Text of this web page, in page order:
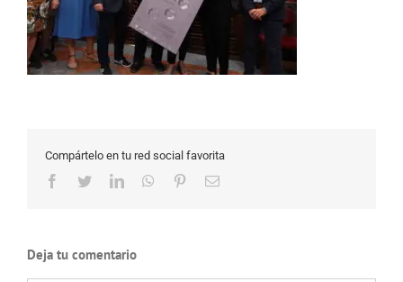
Compártelo en tu red social favorita
Facebook
TwitterLinkedInWhatsApp
PinterestCorreo
Deja tu comentario